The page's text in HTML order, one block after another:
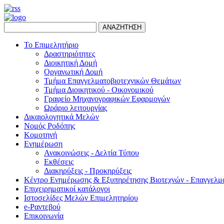
ΑΝΑΖΗΤΗΣΗ
Το Επιμελητήριο
Δραστηριότητες
Διοικητική Δομή
Οργανωτική Δομή
Τμήμα Επαγγελματοβιοτεχνικών Θεμάτων
Τμήμα Διοικητικού - Οικονομικού
Γραφείο Μηχανογραφικών Εφαρμογών
Ωράριο λειτουργίας
Δικαιολογητικά Μελών
Νομός Ροδόπης
Κομοτηνή
Ενημέρωση
Ανακοινώσεις - Δελτία Τύπου
Εκθέσεις
Διακηρύξεις - Προκηρύξεις
Κέντρο Ενημέρωσης & Εξυπηρέτησης Βιοτεχνών -
Επιχειρηματικοί κατάλογοι
Ιστοσελίδες Μελών Επιμελητηρίου
e-Ραντεβού
Επικοινωνία